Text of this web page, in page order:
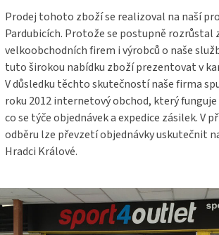
Prodej tohoto zboží se realizoval na naší
Pardubicích. Protože se postupně rozrůstal
velkoobchodních firem i výrobců o naše
tuto širokou nabídku zboží prezentovat v
V důsledku těchto skutečností naše firma
roku 2012 internetový obchod, který
co se týče objednávek a expedice zásilek. V
odběru lze převzetí objednávky uskutečnit
Hradci Králové.